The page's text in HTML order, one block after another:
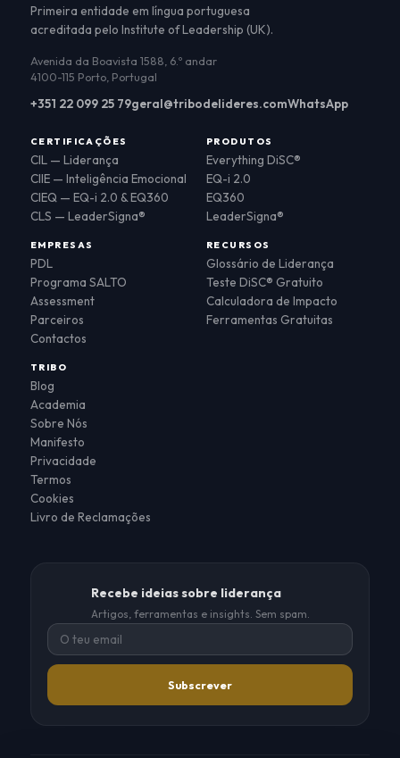
Primeira entidade em língua portuguesa
acreditada pelo Institute of Leadership (UK).
Avenida da Boavista 1588, 6.º andar
4100-115 Porto, Portugal
+351 22 099 25 79geral@tribodelideres.comWhatsApp
CERTIFICAÇÕES
CIL — Liderança
CIIE — Inteligência Emocional
CIEQ — EQ-i 2.0 & EQ360
CLS — LeaderSigna®
PRODUTOS
Everything DiSC®
EQ-i 2.0
EQ360
LeaderSigna®
EMPRESAS
PDL
Programa SALTO
Assessment
Parceiros
Contactos
RECURSOS
Glossário de Liderança
Teste DiSC® Gratuito
Calculadora de Impacto
Ferramentas Gratuitas
TRIBO
Blog
Academia
Sobre Nós
Manifesto
Privacidade
Termos
Cookies
Livro de Reclamações
Recebe ideias sobre liderança
Artigos, ferramentas e insights. Sem spam.
Subscrever